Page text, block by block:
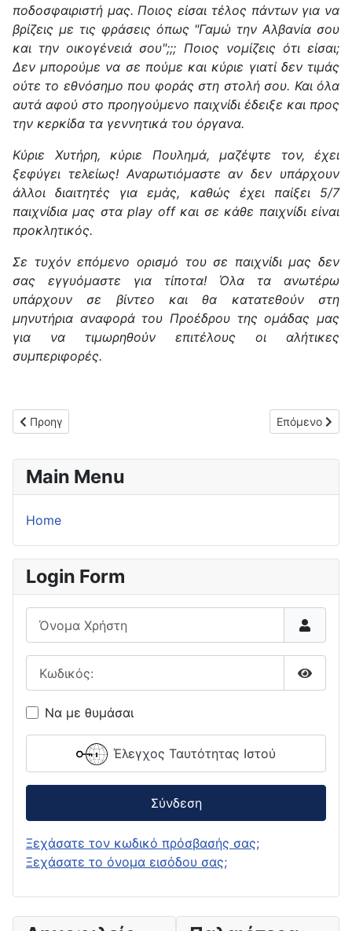
ποδοσφαιριστή μας. Ποιος είσαι τέλος πάντων για να
βρίζεις με τις φράσεις όπως "Γαμώ την Αλβανία σου
και την οικογένειά σου";;; Ποιος νομίζεις ότι είσαι;
Δεν μπορούμε να σε πούμε και κύριε γιατί δεν τιμάς
ούτε το εθνόσημο που φοράς στη στολή σου. Και όλα
αυτά αφού στο προηγούμενο παιχνίδι έδειξε και προς
την κερκίδα τα γεννητικά του όργανα.
Κύριε Χυτήρη, κύριε Πουλημά, μαζέψτε τον, έχει
ξεφύγει τελείως! Αναρωτιόμαστε αν δεν υπάρχουν
άλλοι διαιτητές για εμάς, καθώς έχει παίξει 5/7
παιχνίδια μας στα play off και σε κάθε παιχνίδι είναι
προκλητικός.
Σε τυχόν επόμενο ορισμό του σε παιχνίδι μας δεν
σας εγγυόμαστε για τίποτα! Όλα τα ανωτέρω
υπάρχουν σε βίντεο και θα κατατεθούν στη
μηνυτήρια αναφορά του Προέδρου της ομάδας μας
για να τιμωρηθούν επιτέλους οι αλήτικες
συμπεριφορές.
Προηγούμενο άρθρο: Μεγάλη νίκη για τον ΠΑΟ Κορακιάνας
Προηγ Επόμενο
Επόμενο
Main Menu
Home
Login Form
Να με θυμάσαι
Έλεγχος Ταυτότητας Ιστού
Σύνδεση
Ξεχάσατε τον κωδικό πρόσβασής σας;
Ξεχάσατε το όνομα εισόδου σας;